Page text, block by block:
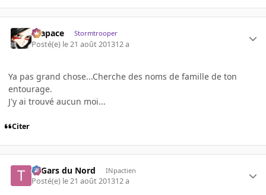
Krapace Stormtrooper
Posté(e) le 21 août 201312 a
Ya pas grand chose...Cherche des noms de famille de ton
entourage.
J'y ai trouvé aucun moi...
Citer
Ti Gars du Nord INpactien
Posté(e) le 21 août 201312 a